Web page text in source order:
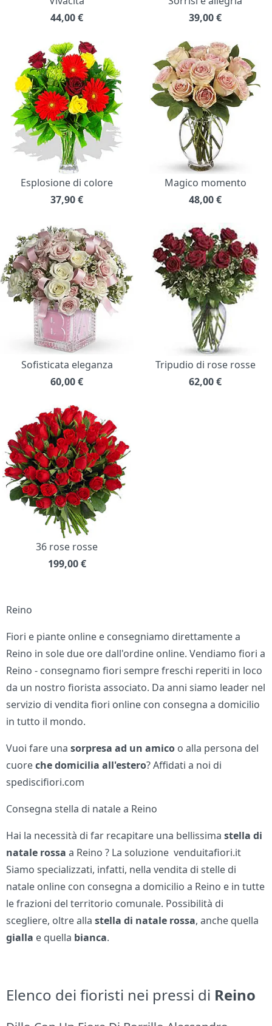
44,00€
39,00€
Esplosione di colore
37,90€
Magico momento
48,00€
Sofisticata eleganza
60,00€
Tripudio di rose rosse
62,00€
36 rose rosse
199,00 €
Reino
Fiori e piante online e consegniamo direttamente a
Reino in sole due ore dall'ordine online. Vendiamo fiori a
Reino - consegnamo fiori sempre freschi reperiti in loco
da un nostro fiorista associato. Da anni siamo leader nel
servizio di vendita fiori online con consegna a domicilio
in tutto il mondo.
Vuoi fare unasorpresa ad un amico o alla persona del
cuoreche domicilia all'estero? Affidati a noi di
spediscifiori.com
Consegna stella di natale a Reino
Hai la necessità di far recapitare una bellissimastella di
natale rossa a Reino ? La soluzione venduitafiori.it
Siamo specializzati, infatti, nella vendita di stelle di
natale online con consegna a domicilio a Reino e in tutte
le frazioni del territorio comunale. Possibilità di
scegliere, oltre allastella di natale rossa, anche quella
gialla e quella bianca.
Elenco dei fioristi nei pressi di Reino